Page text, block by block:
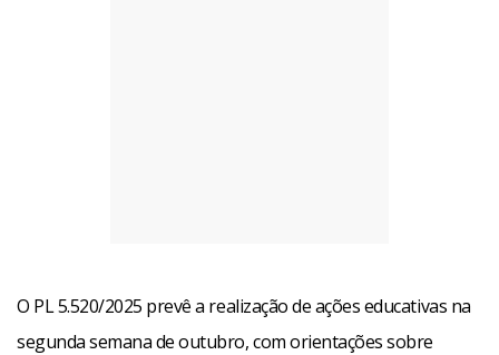
O PL 5.520/2025 prevê a realização de ações educativas na
segunda semana de outubro, com orientações sobre